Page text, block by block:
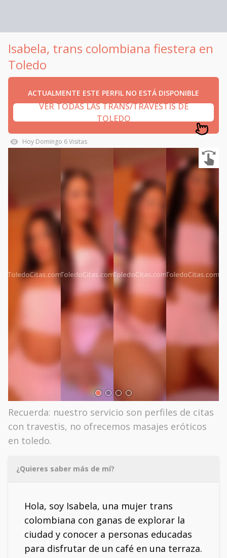
Isabela, trans colombiana fiestera en
Toledo
ACTUALMENTE ESTE PERFIL NO ESTÁ DISPONIBLE
VER TODAS LAS TRANS/TRAVESTIS DE
TOLEDO
Hoy Domingo 6Visitas
Recuerda: nuestro servicio son perfiles de citas
con travestis, no ofrecemos masajes eróticos
en toledo.
¿Quieres saber más de mí?
Hola, soy Isabela, una mujer trans
colombiana con ganas de explorar la
ciudad y conocer a personas educadas
para disfrutar de un café en una terraza.